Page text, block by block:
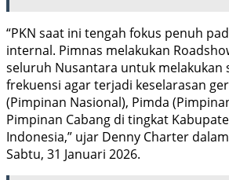
“PKN saat ini tengah fokus penuh
internal. Pimnas melakukan
seluruh Nusantara untuk melakukan
frekuensi agar terjadi keselarasan
(Pimpinan Nasional), Pimda
Pimpinan Cabang di tingkat
Indonesia,” ujar Denny Charter
Sabtu, 31 Januari 2026.